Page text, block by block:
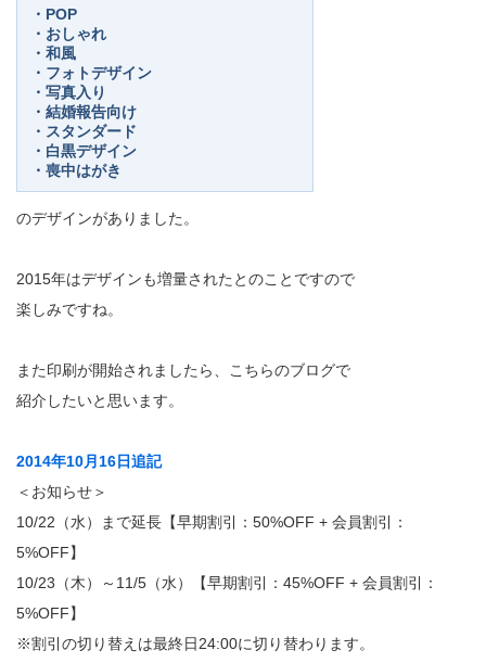
・POP
・おしゃれ
・和風
・フォトデザイン
・写真入り
・結婚報告向け
・スタンダード
・白黒デザイン
・喪中はがき
のデザインがありました。
2015年はデザインも増量されたとのことですので
楽しみですね。
また印刷が開始されましたら、こちらのブログで
紹介したいと思います。
2014年10月16日追記
＜お知らせ＞
10/22（水）まで延長【早期割引：50%OFF + 会員割引：
5%OFF】
10/23（木）～11/5（水）【早期割引：45%OFF + 会員割引：
5%OFF】
※割引の切り替えは最終日24:00に切り替わります。